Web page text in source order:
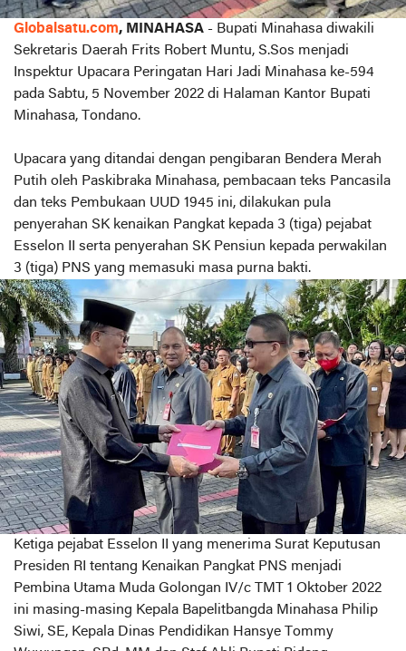
Globalsatu.com, MINAHASA - Bupati Minahasa diwakili
Sekretaris Daerah Frits Robert Muntu, S.Sos menjadi
Inspektur Upacara Peringatan Hari Jadi Minahasa ke-594
pada Sabtu, 5 November 2022 di Halaman Kantor Bupati
Minahasa, Tondano.
Upacara yang ditandai dengan pengibaran Bendera Merah
Putih oleh Paskibraka Minahasa, pembacaan teks Pancasila
dan teks Pembukaan UUD 1945 ini, dilakukan pula
penyerahan SK kenaikan Pangkat kepada 3 (tiga) pejabat
Esselon II serta penyerahan SK Pensiun kepada perwakilan
3 (tiga) PNS yang memasuki masa purna bakti.
Ketiga pejabat Esselon II yang menerima Surat Keputusan
Presiden RI tentang Kenaikan Pangkat PNS menjadi
Pembina Utama Muda Golongan IV/c TMT 1 Oktober 2022
ini masing-masing Kepala Bapelitbangda Minahasa Philip
Siwi, SE, Kepala Dinas Pendidikan Hansye Tommy